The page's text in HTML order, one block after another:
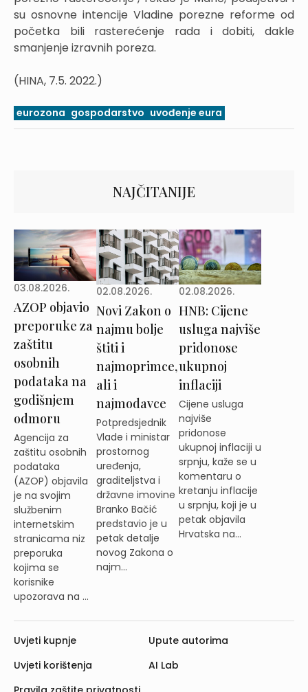
su osnovne intencije Vladine porezne reforme od
početka bili rasterećenje rada i dobiti, dakle
smanjenje izravnih poreza.
(HINA, 7.5. 2022.)
eurozona gospodarstvo uvođenje eura
NAJČITANIJE
03.08.2026.
AZOP objavio
preporuke za
zaštitu
osobnih
podataka na
godišnjem
odmoru
Agencija za
zaštitu osobnih
podataka
(AZOP) objavila
je na svojim
službenim
internetskim
stranicama niz
preporuka
kojima se
korisnike
upozorava na ...
02.08.2026.
Novi Zakon o
najmu bolje
štiti i
najmoprimce,
ali i
najmodavce
Potpredsjednik
Vlade i ministar
prostornog
uređenja,
graditeljstva i
državne imovine
Branko Bačić
predstavio je u
petak detalje
novog Zakona o
najm...
02.08.2026.
HNB: Cijene
usluga najviše
pridonose
ukupnoj
inflaciji
Cijene usluga
najviše
pridonose
ukupnoj inflaciji u
srpnju, kaže se u
komentaru o
kretanju inflacije
u srpnju, koji je u
petak objavila
Hrvatska na...
Uvjeti kupnje
Uvjeti korištenja
Upute autorima
AI Lab